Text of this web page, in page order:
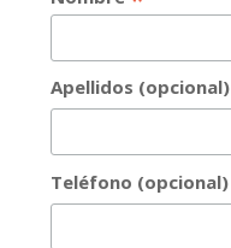
Apellidos (opcional)
Teléfono (opcional)